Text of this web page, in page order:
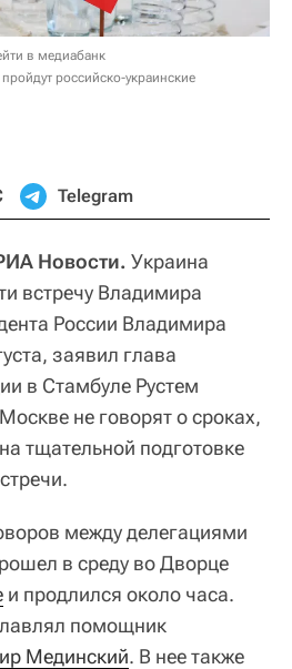
в медиабанк
российско-украинские
Telegram
Новости. Украина
встречу Владимира
России Владимира
заявил глава
в Стамбуле Рустем
не говорят о сроках,
тщательной подготовке
между делегациями
в среду во Дворце
и продлился около часа.
помощник
Мединский. В нее также